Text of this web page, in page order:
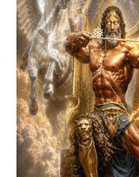
❅
❅